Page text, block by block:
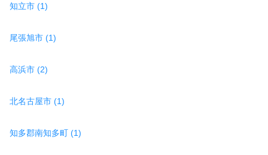
知立市 (1)
尾張旭市 (1)
高浜市 (2)
北名古屋市 (1)
知多郡南知多町 (1)